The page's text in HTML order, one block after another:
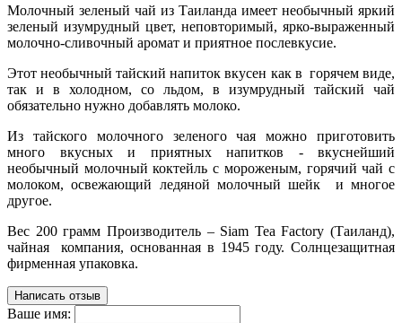
Молочный зеленый чай из Таиланда имеет необычный яркий
зеленый изумрудный цвет, неповторимый, ярко-выраженный
молочно-сливочный аромат и приятное послевкусие.
Этот необычный тайский напиток вкусен как в горячем виде,
так и в холодном, со льдом, в изумрудный тайский чай
обязательно нужно добавлять молоко.
Из тайского молочного зеленого чая можно приготовить
много вкусных и приятных напитков - вкуснейший
необычный молочный коктейль с мороженым, горячий чай с
молоком, освежающий ледяной молочный шейк и многое
другое.
Вес 200 грамм Производитель – Siam Tea Factory (Таиланд),
чайная компания, основанная в 1945 году. Солнцезащитная
фирменная упаковка.
Написать отзыв
Ваше имя: